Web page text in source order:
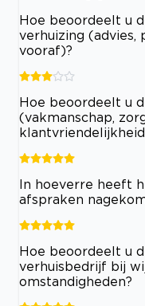
Hoe beoordeelt u
verhuizing (advies,
vooraf)?
Hoe beoordeelt u
(vakmanschap,
In hoeverre heeft
afspraken
Hoe beoordeelt u
verhuisbedrijf bij
omstandigheden?